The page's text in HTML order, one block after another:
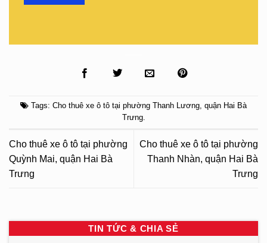
Tags: Cho thuê xe ô tô tại phường Thanh Lương quận Hai Bà
Trưng.
Cho thuê xe ô tô tại phường
Quỳnh Mai, quận Hai Bà
Trưng
Cho thuê xe ô tô tại phường
Thanh Nhàn, quận Hai Bà
Trưng
TIN TỨC & CHIA SẺ